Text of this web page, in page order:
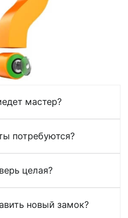
мастер?
потребуются?
целая?
новый замок?